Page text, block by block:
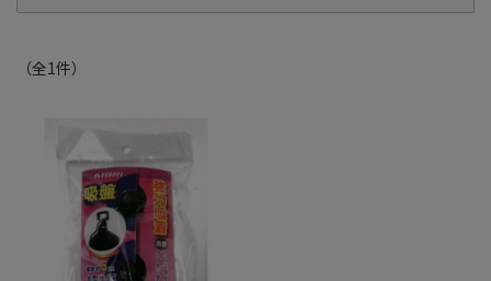
（全1件）